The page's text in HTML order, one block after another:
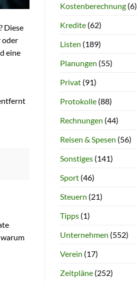
Diese
oder
eine
Kostenberechnung(6)
Kredite(62)
Listen (189)
Planungen (55)
Privat(91)
Protokolle(88)
Rechnungen (44)
Reisen & Spesen (56)
Sonstiges(141)
Sport(46)
Steuern (21)
Tipps(1)
Unternehmen (552)
Verein (17)
Zeitpläne(252)